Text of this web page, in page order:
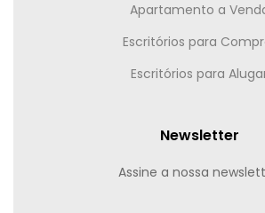
Apartamento a
Escritórios para
Escritórios para
Newsletter
Assine a nossa